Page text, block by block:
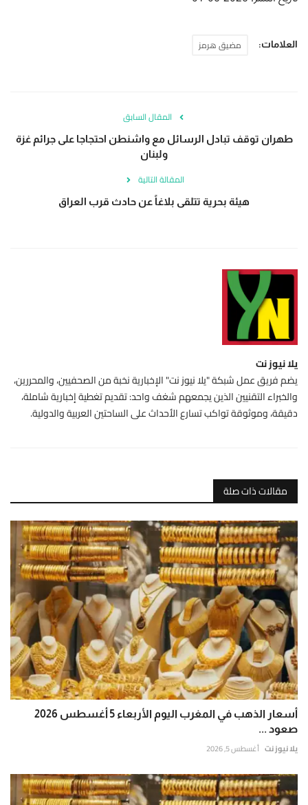
العلامات: مضيق هرمز
المقال السابق
طهران توقف تبادل الرسائل مع واشنطن احتجاجا على جرائم غزة
ولبنان
المقالة التالية
هيئة بحرية تتلقى بلاغاً عن حادث قرب العراق
يلا نيوز نت
يضم فريق عمل شبكة "يلا نيوز نت" الإخبارية نخبة من الصحفيين، والمحررين،
والخبراء التقنيين الذين يجمعهم شغف واحد: تقديم تغطية إخبارية شاملة،
دقيقة، وموثوقة تواكب تسارع الأحداث على الساحتين العربية والدولية.
مقالات ذات صلة
أسعار الذهب في المغرب اليوم الأربعاء 5 أغسطس 2026
صعود ...
يلا نيوز نت أغسطس 5, 2026